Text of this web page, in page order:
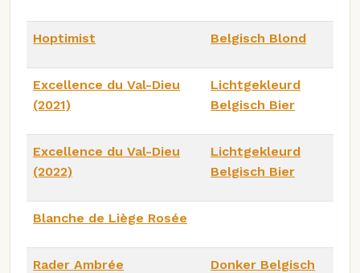
Hoptimist Belgisch Blond
Excellence du Val-Dieu
(2021)
Lichtgekleurd
Belgisch Bier
Excellence du Val-Dieu
(2022)
Lichtgekleurd
Belgisch Bier
Blanche de Liège Rosée
Rader Ambrée
Donker Belgisch